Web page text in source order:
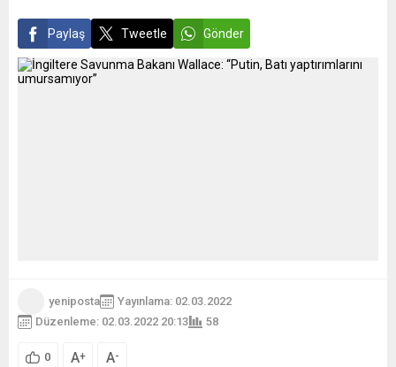
Paylaş Tweetle Gönder
yeniposta
Yayınlama: 02.03.2022
Düzenleme: 02.03.2022 20:13
58
0 A+ A-